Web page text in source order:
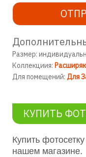
Размер:
Коллекциия:
Для помещений: Для
КУПИТЬ
Купить
нашем магазине.